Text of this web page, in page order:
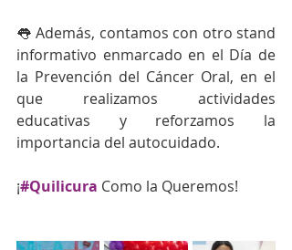
👅 Además, contamos con otro stand
informativo enmarcado en el Día de
la Prevención del Cáncer Oral, en el
que realizamos actividades
educativas y reforzamos la
importancia del autocuidado.
¡#Quilicura Como la Queremos!